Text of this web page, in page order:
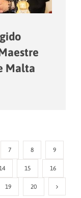
Malta
7 8 9
15 16
19 20